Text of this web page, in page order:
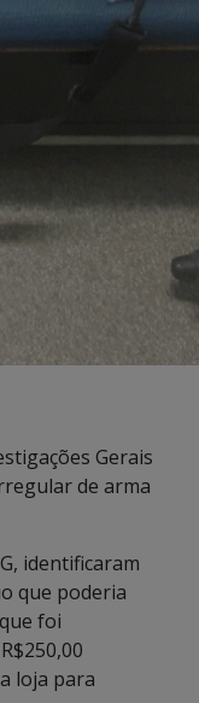
Gerais
de arma
identificaram
que poderia
foi
loja para